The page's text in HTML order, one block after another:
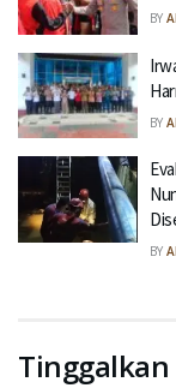
BY
BY
BY
Tinggalkan